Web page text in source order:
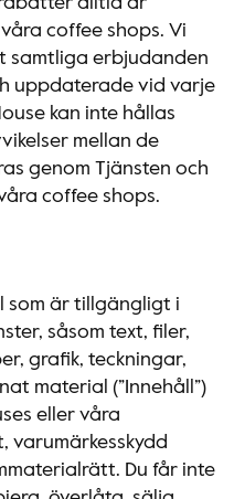
coffee shops. Vi
samtliga erbjudanden
uppdaterade vid varje
kan inte hållas
mellan de
genom Tjänsten och
coffee shops.
som är tillgängligt i
såsom text, filer,
grafik, teckningar,
material (”Innehåll”)
eller våra
Du får inte